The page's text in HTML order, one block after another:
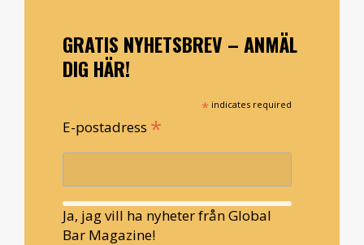
GRATIS NYHETSBREV – ANMÄL
DIG HÄR!
* indicates required
E-postadress *
Ja, jag vill ha nyheter från Global
Bar Magazine!